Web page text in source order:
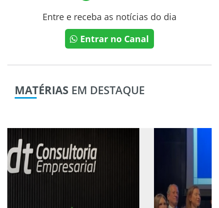
Entre e receba as notícias do dia
Entrar no Canal
MATÉRIAS EM DESTAQUE